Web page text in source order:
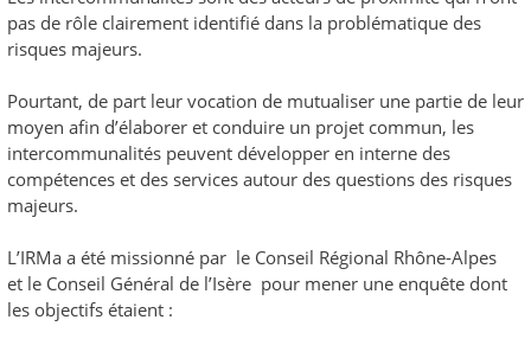
pas de rôle clairement identifié dans la problématique des
risques majeurs.
Pourtant, de part leur vocation de mutualiser une partie de leur
moyen afin d’élaborer et conduire un projet commun, les
intercommunalités peuvent développer en interne des
compétences et des services autour des questions des risques
majeurs.
L’IRMa a été missionné par le Conseil Régional Rhône-Alpes
et le Conseil Général de l’Isère pour mener une enquête dont
les objectifs étaient :